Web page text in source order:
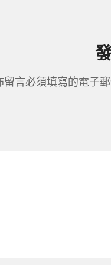
留言必須填寫的電子